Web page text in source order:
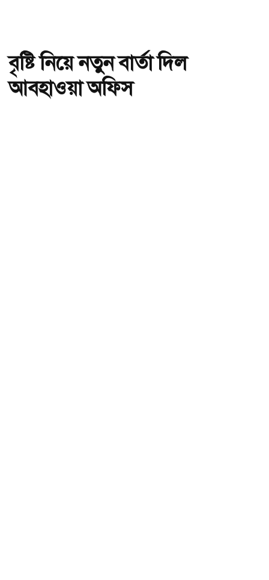
বৃষ্টি নিয়ে নতুন বার্তা দিল
আবহাওয়া অফিস